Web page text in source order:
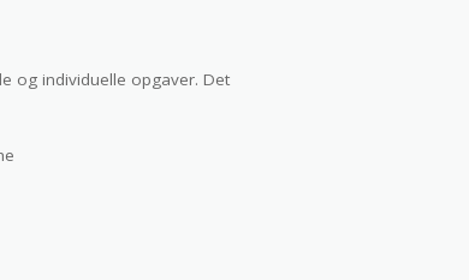
og individuelle opgaver. Det